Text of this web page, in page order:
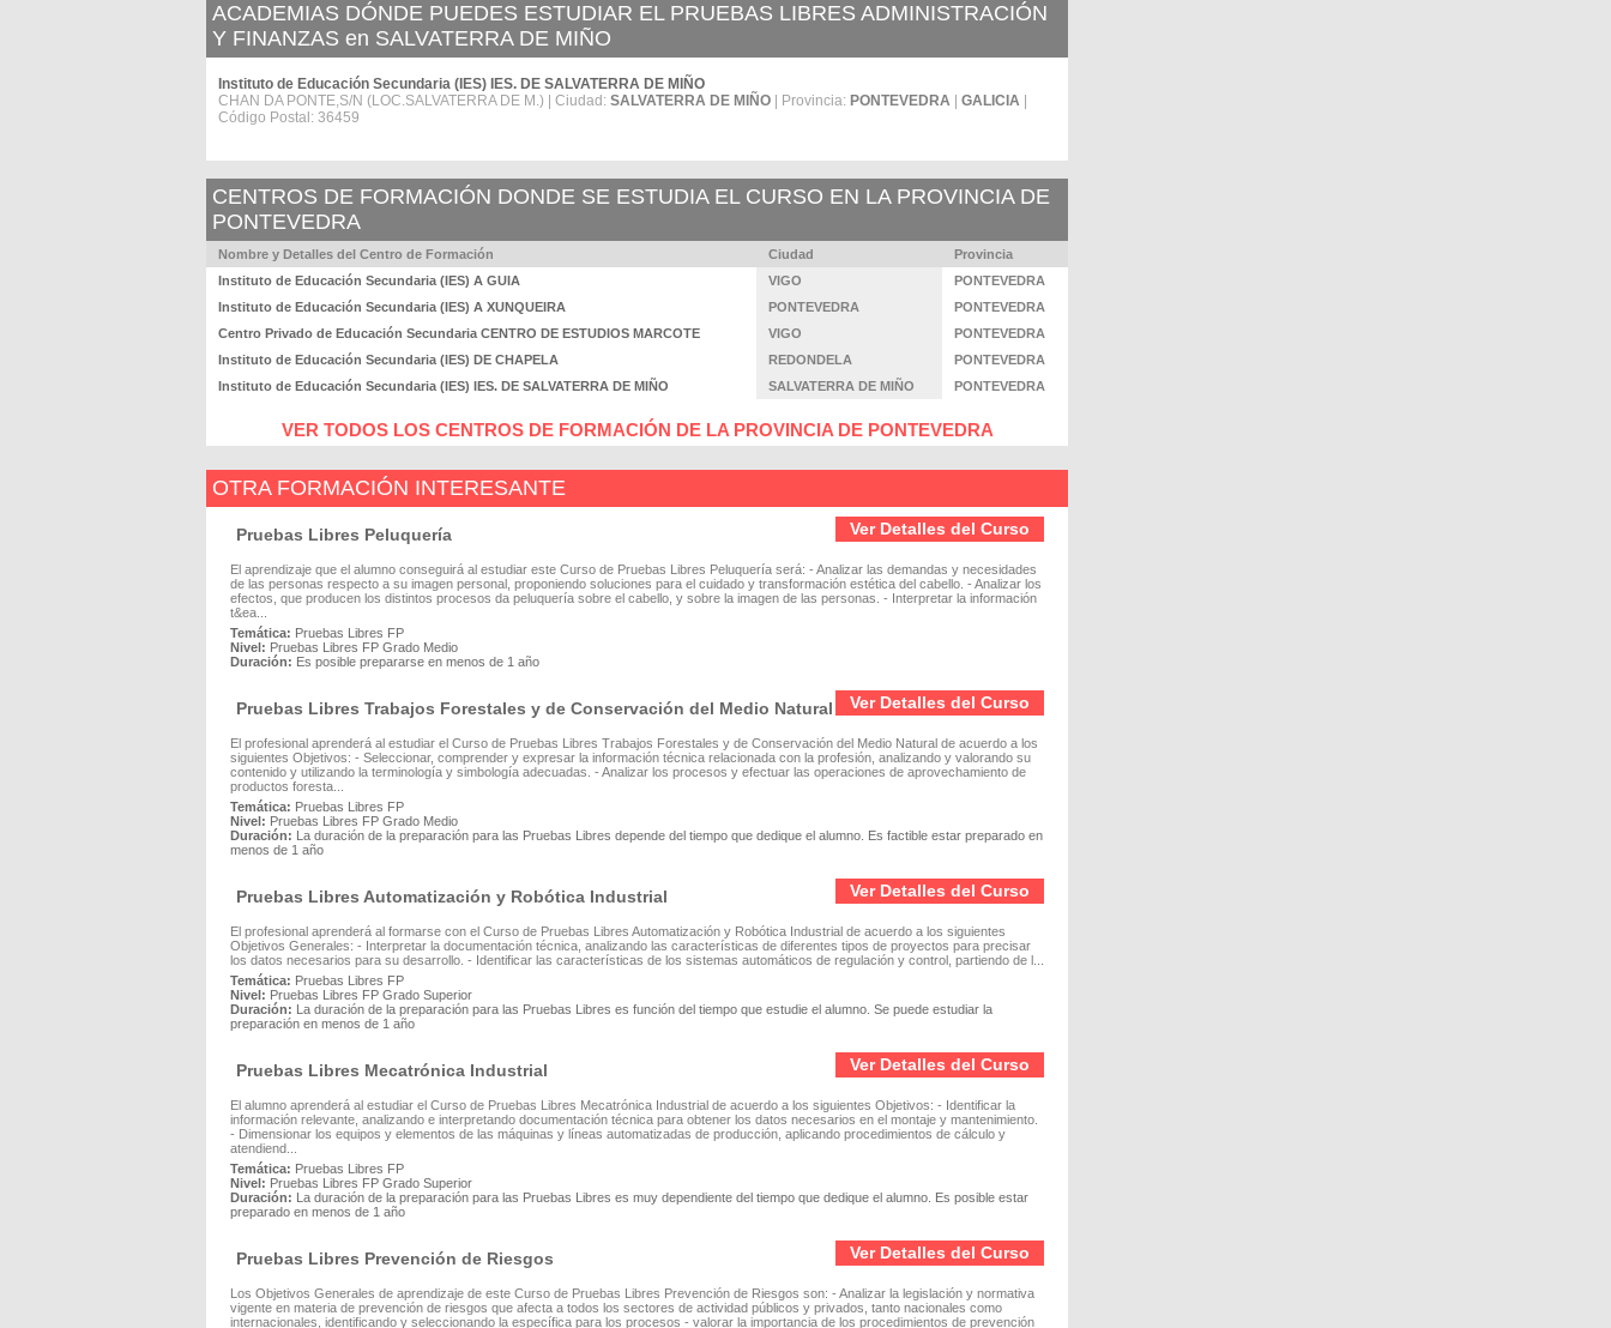
ACADEMIAS DÓNDE PUEDES ESTUDIAR EL PRUEBAS LIBRES ADMINISTRACIÓN
Y FINANZAS en SALVATERRA DE MIÑO
Instituto de Educación Secundaria (IES) IES. DE SALVATERRA DE MIÑO
CHAN DA PONTE,S/N (LOC.SALVATERRA DE M.) | Ciudad: SALVATERRA DE MIÑO | Provincia: PONTEVEDRA GALICIA
Código Postal: 36459
CENTROS DE FORMACIÓN DONDE SE ESTUDIA EL CURSO EN LA PROVINCIA DE
PONTEVEDRA
Nombre y Detalles del Centro de Formación Ciudad
Provincia
Instituto de Educación Secundaria (IES) A GUIA
VIGO
PONTEVEDRA
Instituto de Educación Secundaria (IES) A XUNQUEIRA
PONTEVEDRA
PONTEVEDRA
Centro Privado de Educación Secundaria CENTRO DE ESTUDIOS MARCOTE
VIGO
PONTEVEDRA
Instituto de Educación Secundaria (IES) DE CHAPELA
REDONDELA
PONTEVEDRA
Instituto de Educación Secundaria (IES) IES. DE SALVATERRA DE MIÑO
SALVATERRA DE MIÑO PONTEVEDRA
VER TODOS LOS CENTROS DE FORMACIÓN DE LA PROVINCIA DE PONTEVEDRA
OTRA FORMACIÓN INTERESANTE
Ver Detalles del Curso
Pruebas Libres Peluquería
El aprendizaje que el alumno conseguirá al estudiar este Curso de Pruebas Libres Peluquería será: - Analizar las demandas y necesidades
de las personas respecto a su imagen personal, proponiendo soluciones para el cuidado y transformación estética del cabello. - Analizar los
efectos, que producen los distintos procesos da peluquería sobre el cabello, y sobre la imagen de las personas. - Interpretar la información
t&ea...
Temática: Pruebas Libres FP
Nivel: Pruebas Libres FP Grado Medio
Duración: Es posible prepararse en menos de 1 año
Ver Detalles del Curso
Pruebas Libres Trabajos Forestales y de Conservación del Medio Natural
El profesional aprenderá al estudiar el Curso de Pruebas Libres Trabajos Forestales y de Conservación del Medio Natural de acuerdo a los
siguientes Objetivos: - Seleccionar, comprender y expresar la información técnica relacionada con la profesión, analizando y valorando su
contenido y utilizando la terminología y simbología adecuadas. - Analizar los procesos y efectuar las operaciones de aprovechamiento de
productos foresta...
Temática: Pruebas Libres FP
Nivel: Pruebas Libres FP Grado Medio
Duración: La duración de la preparación para las Pruebas Libres depende del tiempo que dedique el alumno. Es factible estar preparado en
menos de 1 año
Ver Detalles del Curso
Pruebas Libres Automatización y Robótica Industrial
El profesional aprenderá al formarse con el Curso de Pruebas Libres Automatización y Robótica Industrial de acuerdo a los siguientes
Objetivos Generales: - Interpretar la documentación técnica, analizando las características de diferentes tipos de proyectos para precisar
los datos necesarios para su desarrollo. - Identificar las características de los sistemas automáticos de regulación y control, partiendo de l...
Temática: Pruebas Libres FP
Nivel: Pruebas Libres FP Grado Superior
Duración: La duración de la preparación para las Pruebas Libres es función del tiempo que estudie el alumno. Se puede estudiar la
preparación en menos de 1 año
Ver Detalles del Curso
Pruebas Libres Mecatrónica Industrial
El alumno aprenderá al estudiar el Curso de Pruebas Libres Mecatrónica Industrial de acuerdo a los siguientes Objetivos: - Identificar la
información relevante, analizando e interpretando documentación técnica para obtener los datos necesarios en el montaje y mantenimiento.
- Dimensionar los equipos y elementos de las máquinas y líneas automatizadas de producción, aplicando procedimientos de cálculo y
atendiend...
Temática: Pruebas Libres FP
Nivel: Pruebas Libres FP Grado Superior
Duración: La duración de la preparación para las Pruebas Libres es muy dependiente del tiempo que dedique el alumno. Es posible estar
preparado en menos de 1 año
Ver Detalles del Curso
Pruebas Libres Prevención de Riesgos
Los Objetivos Generales de aprendizaje de este Curso de Pruebas Libres Prevención de Riesgos son: - Analizar la legislación y normativa
vigente en materia de prevención de riesgos que afecta a todos los sectores de actividad públicos y privados, tanto nacionales como
internacionales, identificando y seleccionando la específica para los procesos - valorar la importancia de los procedimientos de prevención